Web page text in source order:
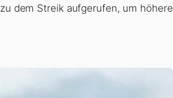
dem Streik aufgerufen, um höhere